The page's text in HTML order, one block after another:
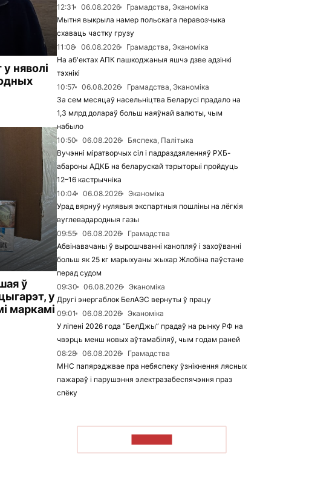
няволі
ў
у
маркамі
12:31
06.08.2026
Грамадства, Эканоміка
Мытня выкрыла намер польскага перавозчыка
схаваць частку грузу
11:08
06.08.2026
Грамадства, Эканоміка
На аб'ектах АПК пашкоджаныя яшчэ дзве адзінкі
тэхнікі
10:57
06.08.2026
Грамадства, Эканоміка
За сем месяцаў насельніцтва Беларусі прадало на
1,3 млрд долараў больш наяўнай валюты, чым
набыло
10:50
06.08.2026
Бяспека, Палітыка
Вучэнні міратворчых сіл і падраздзяленняў РХБ-
абароны АДКБ на беларускай тэрыторыі пройдуць
12–16 кастрычніка
10:04
06.08.2026
Эканоміка
Урад вярнуў нулявыя экспартныя пошліны на лёгкія
вуглевадародныя газы
09:55
06.08.2026
Грамадства
Абвінавачаны ў вырошчванні канопляў і захоўванні
больш як 25 кг марыхуаны жыхар Жлобіна паўстане
перад судом
09:30
06.08.2026
Эканоміка
Другі энергаблок БелАЭС вернуты ў працу
09:01
06.08.2026
Эканоміка
У ліпені 2026 года “БелДжы” прадаў на рынку РФ на
чвэрць менш новых аўтамабіляў, чым годам раней
08:28
06.08.2026
Грамадства
МНС папярэджвае пра небяспеку ўзнікнення лясных
пажараў і парушэння электразабеспячэння праз
спёку